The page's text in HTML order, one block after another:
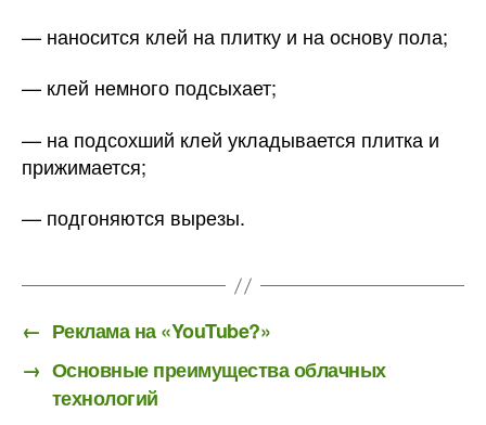
— наносится клей на плитку и на основу пола;
— клей немного подсыхает;
— на подсохший клей укладывается плитка и
прижимается;
— подгоняются вырезы.
← Реклама на «YouTube?»
→ Основные преимущества облачных
технологий